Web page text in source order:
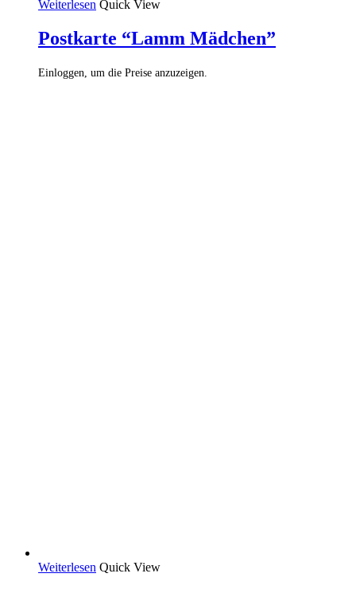
Weiterlesen Quick View
Postkarte “Lamm Mädchen”
Einloggen, um die Preise anzuzeigen.
Weiterlesen Quick View